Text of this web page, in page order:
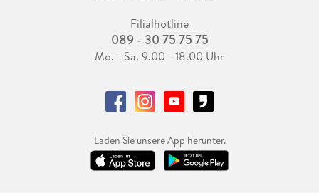
Filialhotline
089 - 30 75 75 75
Mo. - Sa. 9.00 - 18.00 Uhr
Laden Sie unsere App herunter.